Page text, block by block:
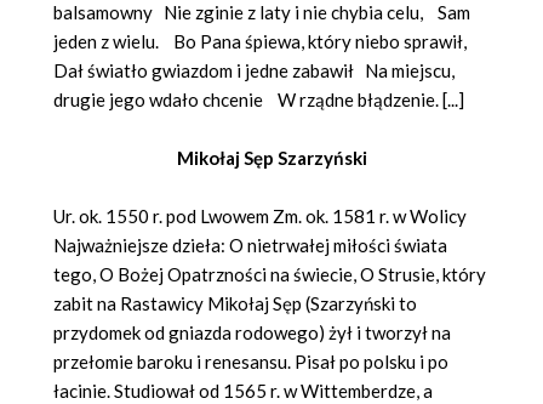
balsamowny Nie zginie z laty i nie chybia celu, Sam
jeden z wielu. Bo Pana śpiewa, który niebo sprawił,
Dał światło gwiazdom i jedne zabawił Na miejscu,
drugie jego wdało chcenie W rządne błądzenie. [...]
Mikołaj Sęp Szarzyński
Ur. ok. 1550 r. pod Lwowem Zm. ok. 1581 r. w Wolicy
Najważniejsze dzieła: O nietrwałej miłości świata
tego, O Bożej Opatrzności na świecie, O Strusie, który
zabit na Rastawicy Mikołaj Sęp (Szarzyński to
przydomek od gniazda rodowego) żył i tworzył na
przełomie baroku i renesansu. Pisał po polsku i po
łacinie. Studiował od 1565 r. w Wittemberdze, a